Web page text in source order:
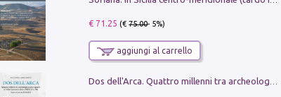
€ 71.25 (€75.00- 5%)
aggiungi al carrello